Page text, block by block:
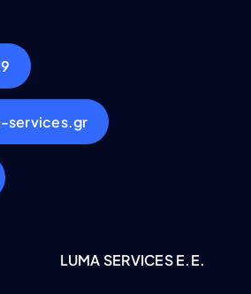
services.gr
LUMA SERVICES E.E.